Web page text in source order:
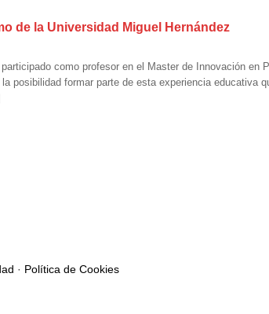
de la Universidad Miguel Hernández
como profesor en el Master de Innovación en
posibilidad formar parte de esta experiencia educativa
· Política de Cookies